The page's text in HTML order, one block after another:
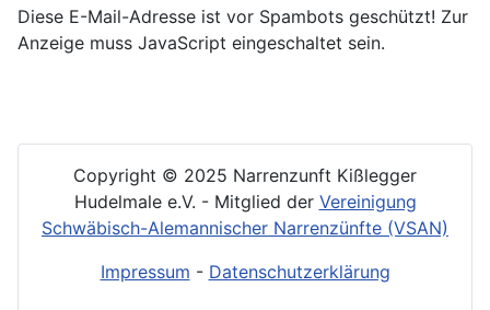
Diese E-Mail-Adresse ist vor Spambots geschützt! Zur
Anzeige muss JavaScript eingeschaltet sein.
Copyright © 2025 Narrenzunft Kißlegger
Hudelmale e.V. - Mitglied der Vereinigung
Schwäbisch-Alemannischer Narrenzünfte (VSAN)
Impressum - Datenschutzerklärung